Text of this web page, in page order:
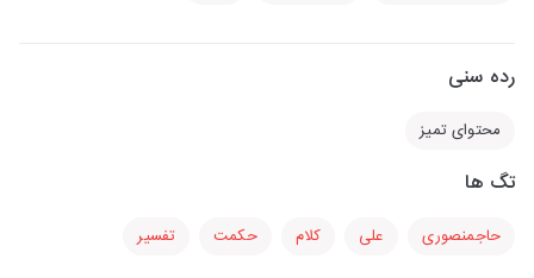
رده سنی
محتوای تمیز
تگ ها
حاجمنصوری علی کلام حکمت تفسیر